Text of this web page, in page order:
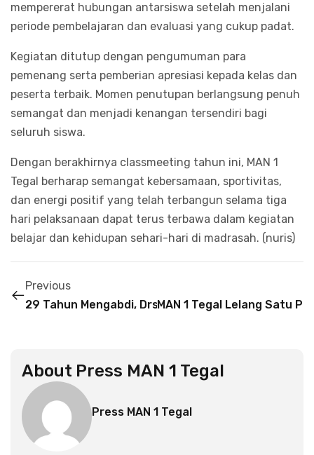
mempererat hubungan antarsiswa setelah menjalani
periode pembelajaran dan evaluasi yang cukup padat.
Kegiatan ditutup dengan pengumuman para
pemenang serta pemberian apresiasi kepada kelas dan
peserta terbaik. Momen penutupan berlangsung penuh
semangat dan menjadi kenangan tersendiri bagi
seluruh siswa.
Dengan berakhirnya classmeeting tahun ini, MAN 1
Tegal berharap semangat kebersamaan, sportivitas,
dan energi positif yang telah terbangun selama tiga
hari pelaksanaan dapat terus terbawa dalam kegiatan
belajar dan kehidupan sehari-hari di madrasah. (nuris)
Previous
29 Tahun Mengabdi, Drs. Priyo Ciptono Masuki
MAN 1 Tegal Lelang Satu
About Press MAN 1 Tegal
Press MAN 1 Tegal